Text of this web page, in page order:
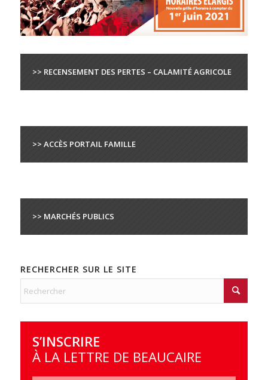
>> RECENSEMENT DES PERTES – CALAMITÉ AGRICOLE
>> ACCÈS PORTAIL FAMILLE
>> MARCHÉS PUBLICS
RECHERCHER SUR LE SITE
S’INSCRIRE
À LA LETTRE DE BEAUCAIRE